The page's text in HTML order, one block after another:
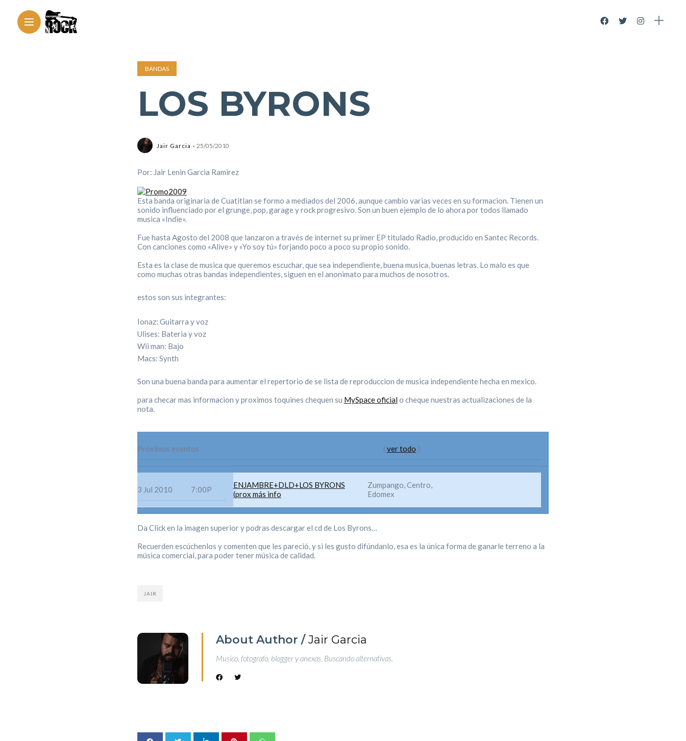
BANDAS
LOS BYRONS
Jair Garcia 25/05/2010
Por: Jair Lenin Garcia Ramirez
Esta banda originaria de Cuatitlan se formo a mediados del 2006, aunque cambio varias veces en su formacion. Tienen un
sonido influenciado por el grunge, pop, garage y rock progresivo. Son un buen ejemplo de lo ahora por todos llamado
musica «Indie».
Fue hasta Agosto del 2008 que lanzaron a través de internet su primer EP titulado Radio, producido en Santec Records.
Con canciones como «Alive» y «Yo soy tú» forjando poco a poco su propio sonido.
Esta es la clase de musica que queremos escuchar, que sea independiente, buena musica, buenas letras. Lo malo es que
como muchas otras bandas independientes, siguen en el anonimato para muchos de nosotros.
estos son sus integrantes:
Ionaz: Guitarra y voz
Ulises: Bateria y voz
Wii man: Bajo
Macs: Synth
Son una buena banda para aumentar el repertorio de se lista de reproduccion de musica independiente hecha en mexico.
para checar mas informacion y proximos toquines chequen su MySpace oficial o cheque nuestras actualizaciones de la
nota.
Próximos eventos (ver todo )
3 Jul 2010 7:00P
ENJAMBRE+DLD+LOS BYRONS
(prox más info
Zumpango, Centro,
Edomex
Da Click en la imagen superior y podras descargar el cd de Los Byrons…
Recuerden escúchenlos y comenten que les pareció, y si les gusto difúndanlo, esa es la única forma de ganarle terreno a la
música comercial, para poder tener música de calidad.
JAIR
About Author /Jair Garcia
Musico, fotografo, blogger y anexas. Buscando alternativas.